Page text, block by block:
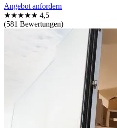
Angebot anfordern
★★★★★ 4,5
(581 Bewertungen)